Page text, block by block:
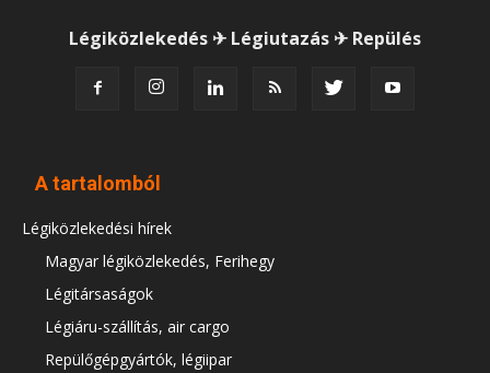
Légiközlekedés ✈ Légiutazás ✈ Repülés
A tartalomból
Légiközlekedési hírek
Magyar légiközlekedés, Ferihegy
Légitársaságok
Légiáru-szállítás, air cargo
Repülőgépgyártók, légiipar